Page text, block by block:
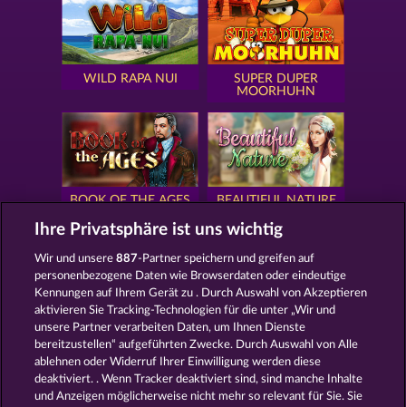
WILD RAPA NUI
SUPER DUPER
MOORHUHN
BOOK OF THE AGES BEAUTIFUL NATURE
SIMPLY THE BEST ROYAL SEVEN
Ihre Privatsphäre ist uns wichtig
Wir und unsere887-Partner speichern und greifen auf
personenbezogene Daten wie Browserdaten oder eindeutige
Kennungen auf Ihrem Gerät zu . Durch Auswahl von Akzeptieren
aktivieren Sie Tracking-Technologien für die unter „Wir und
unsere Partner verarbeiten Daten, um Ihnen Dienste
bereitzustellen“ aufgeführten Zwecke. Durch Auswahl von Alle
ablehnen oder Widerruf Ihrer Einwilligung werden diese
deaktiviert. . Wenn Tracker deaktiviert sind, sind manche Inhalte
und Anzeigen möglicherweise nicht mehr so ​​relevant für Sie. Sie